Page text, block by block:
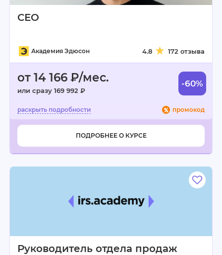
СЕО
Академия Эдюсон 4.8 172 отзыва
от 14 166 ₽/мес.
или сразу 169 992 ₽
-60%
промокод
ПОДРОБНЕЕ О КУРСЕ
Руководитель отдела продаж